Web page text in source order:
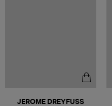
JEROME DREYFUSS